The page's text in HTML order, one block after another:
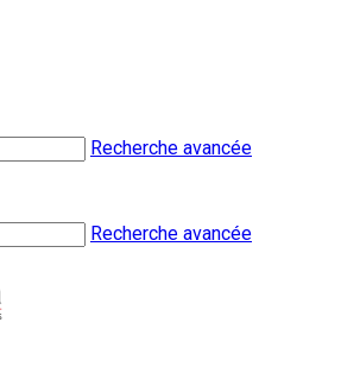
Recherche avancée
Recherche avancée